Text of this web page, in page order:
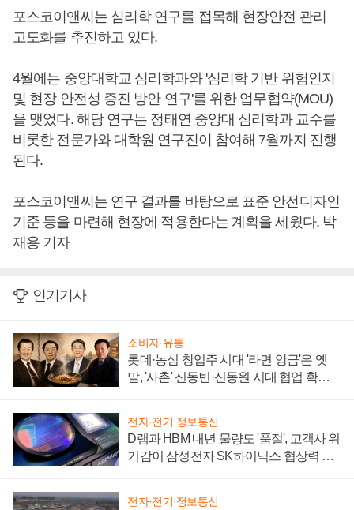
포스코이앤씨는 심리학 연구를 접목해 현장안전 관리
고도화를 추진하고 있다.
4월에는 중앙대학교 심리학과와 '심리학 기반 위험인지
및 현장 안전성 증진 방안 연구'를 위한 업무협약(MOU)
을 맺었다. 해당 연구는 정태연 중앙대 심리학과 교수를
비롯한 전문가와 대학원 연구진이 참여해 7월까지 진행
된다.
포스코이앤씨는 연구 결과를 바탕으로 표준 안전디자인
기준 등을 마련해 현장에 적용한다는 계획을 세웠다. 박
재용 기자
인기기사
소비자·유통
롯데·농심 창업주 시대 '라면 앙금'은 옛
말, '사촌' 신동빈·신동원 시대 협업 확대
전자·전기·정보통신
D램과 HBM 내년 물량도 '품절', 고객사 위
기감이 삼성전자 SK하이닉스 협상력 더
전자·전기·정보통신